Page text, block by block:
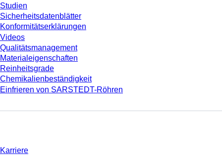
Studien
Sicherheitsdatenblätter
Konformitätserklärungen
Videos
Qualitätsmanagement
Materialeigenschaften
Reinheitsgrade
Chemikalienbeständigkeit
Einfrieren von SARSTEDT-Röhren
Karriere